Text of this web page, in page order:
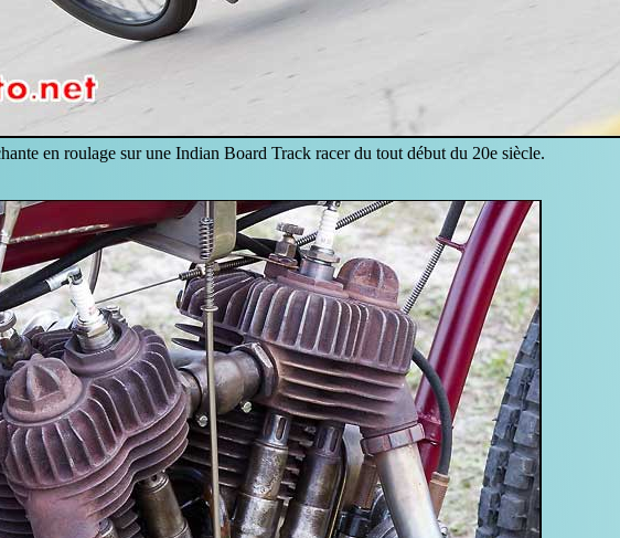
en roulage sur une Indian Board Track racer du tout début du 20e siècle.